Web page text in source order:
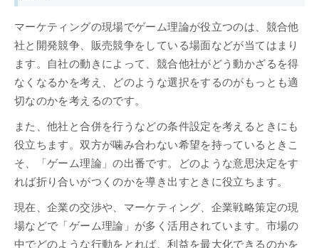
マーケティングの現場でゲーム理論が役立つのは、競合他
社と開発競争、販売競争をしている場面などが当てはまり
ます。自社の動きによって、競合他社がどう動かざるを得
なくなるかを考え、どのような選択をするのがもっとも適
切なのかを考えるのです。
また、他社と合併を行うなどの条件設定を考えるときにも
役立ちます。双方が噛み合わない希望を持っているときこ
そ、「ゲーム理論」の出番です。どのような意思決定をす
れば折り合いがつくのかを導き出すときに役立ちます。
現在、企業の交渉や、マーケティング、企業戦略策定の現
場などで「ゲーム理論」が多く活用されています。市場の
中でどのような行動をとれば、利益を最大化できるのかを